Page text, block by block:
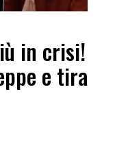
in crisi!
e tira